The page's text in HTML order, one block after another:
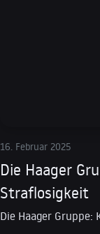
16. Februar 2025
Die Haager
Straflosigkeit
Die Haager